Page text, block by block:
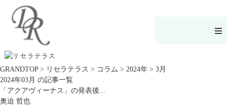
こだわりの製品で
キレイに
こだわりの製品
でキレイに
SERIES#01 私た
ちについて
SERIES#02 水へ
のこだわり
キレイに
定者在籍サロン
を探す
レイに
GRANDTOP> リセラテラス > コラム > 2024年 > 3月
2024年03月 の記事一覧
「アクアヴィーナス」の発表後...
奥迫 哲也